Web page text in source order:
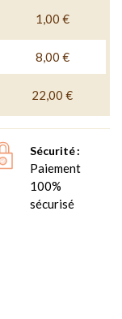
1,00 €
8,00 €
22,00 €
Sécurité
Paiement
100%
sécurisé